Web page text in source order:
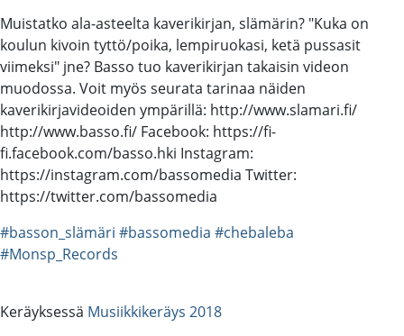
Muistatko ala-asteelta kaverikirjan, slämärin? "Kuka on
koulun kivoin tyttö/poika, lempiruokasi, ketä pussasit
viimeksi" jne? Basso tuo kaverikirjan takaisin videon
muodossa. Voit myös seurata tarinaa näiden
kaverikirjavideoiden ympärillä: http://www.slamari.fi/
http://www.basso.fi/ Facebook: https://fi-
fi.facebook.com/basso.hki Instagram:
https://instagram.com/bassomedia Twitter:
https://twitter.com/bassomedia
#basson_slämäri #bassomedia #chebaleba
#Monsp_Records
Keräyksessä Musiikkikeräys 2018